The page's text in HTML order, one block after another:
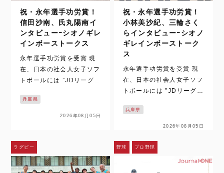
祝・永年選手功労賞！
信田沙南、氏丸陽南イ
ンタビューｰシオノギレ
インボーストークス
永年選手功労賞を受賞 現
在、日本の社会人女子ソフ
トボールには ”JDリーグと
ーグ（以下、日本リー
グ）” の2つ実業団リーグ
選手のうち、JDリーグ及
び日本リーグでの在籍年数
が高校卒…
兵庫県
2026年08月05日
祝・永年選手功労賞！
小林美沙紀、三輪さく
らインタビューｰシオノ
ギレインボーストーク
ス
永年選手功労賞を受賞 現
在、日本の社会人女子ソフ
トボールには ”JDリーグと
ーグ（以下、日本リー
グ）” の2つ実業団リーグ
グで2026年度に在籍する
び日本リーグでの在籍年数
兵庫県
2026年08月05日
ラグビー 野球 プロ野球